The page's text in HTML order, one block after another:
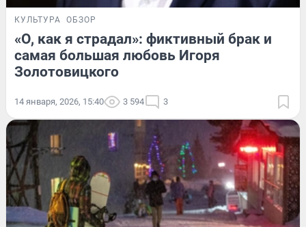
КУЛЬТУРА ОБЗОР
«О, как я страдал»: фиктивный брак и
самая большая любовь Игоря
Золотовицкого
14 января, 2026, 15:40 3 594 3